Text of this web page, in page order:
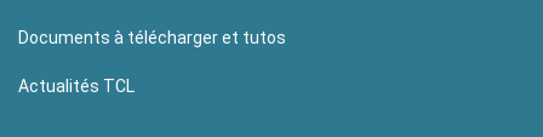
Documents à télécharger et tutos
Actualités TCL